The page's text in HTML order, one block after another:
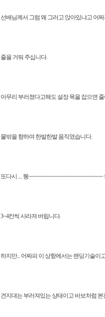
선배님께서 그럼 왜 그러고 앉아있냐고 어
줄을 거둬 주십니다.
아무리 부러졌다고해도 설장 목을 잡으면
물밖을 향하여 한발한발 움직였습니다.
또다시 .... 웽
3~4칸씩 사라져 버립니다.
하지만... 어짜피 이 상항에서는 랜딩기술이
견지대는 부러져있는 상태이고 바보처럼 본